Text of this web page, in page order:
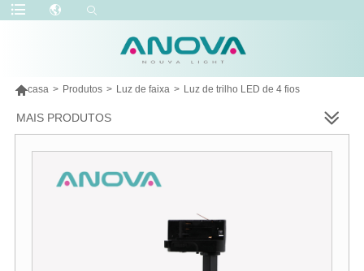
casa > Produtos > Luz de faixa > Luz de trilho LED de 4 fios
MAIS PRODUTOS